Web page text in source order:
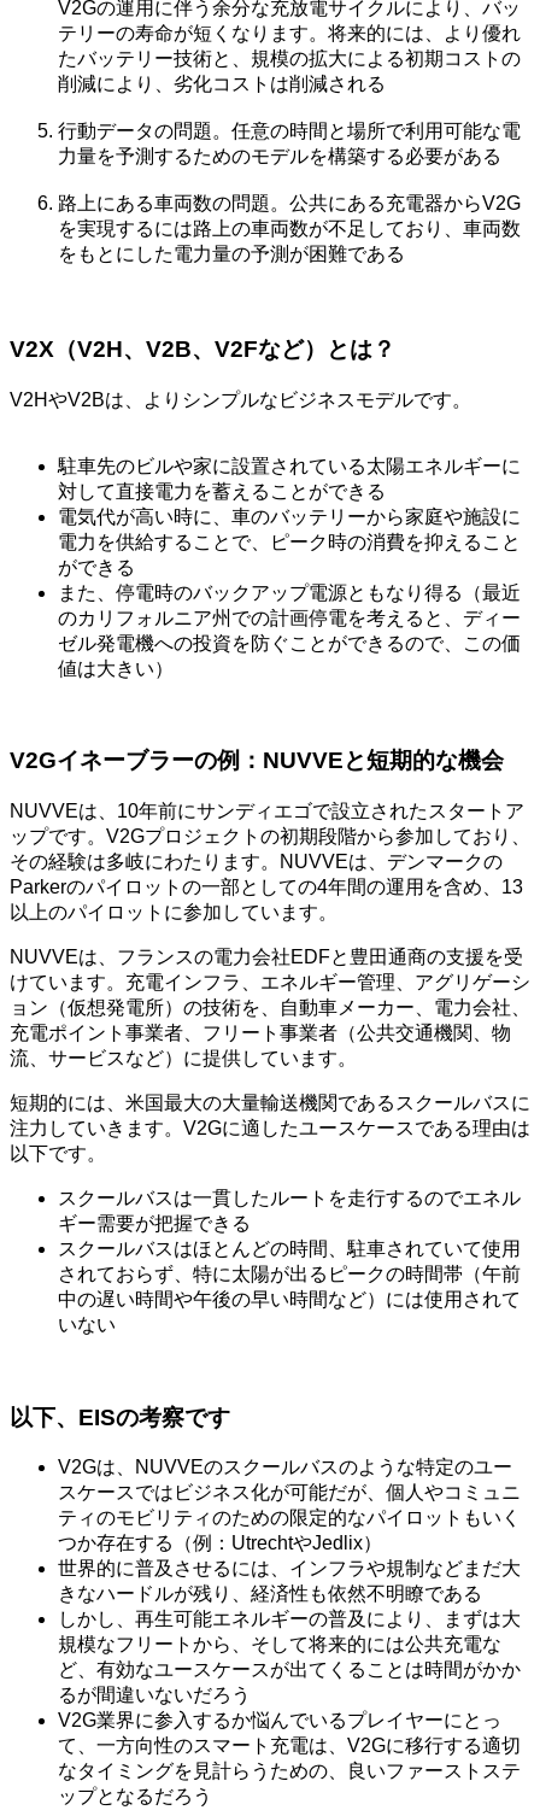
V2Gの運用に伴う余分な充放電サイクルにより、バッ
テリーの寿命が短くなります。将来的には、より優れ
たバッテリー技術と、規模の拡大による初期コストの
削減により、劣化コストは削減される
行動データの問題。任意の時間と場所で利用可能な電
力量を予測するためのモデルを構築する必要がある
路上にある車両数の問題。公共にある充電器からV2G
を実現するには路上の車両数が不足しており、車両数
をもとにした電力量の予測が困難である
V2X（V2H、V2B、V2Fなど）とは？
V2HやV2Bは、よりシンプルなビジネスモデルです。
駐車先のビルや家に設置されている太陽エネルギーに
対して直接電力を蓄えることができる
電気代が高い時に、車のバッテリーから家庭や施設に
電力を供給することで、ピーク時の消費を抑えること
ができる
また、停電時のバックアップ電源ともなり得る（最近
のカリフォルニア州での計画停電を考えると、ディー
ゼル発電機への投資を防ぐことができるので、この価
値は大きい）
V2Gイネーブラーの例：NUVVEと短期的な機会
NUVVEは、10年前にサンディエゴで設立されたスタートア
ップです。V2Gプロジェクトの初期段階から参加しており、
その経験は多岐にわたります。NUVVEは、デンマークの
Parkerのパイロットの一部としての4年間の運用を含め、13
以上のパイロットに参加しています。
NUVVEは、フランスの電力会社EDFと豊田通商の支援を受
けています。充電インフラ、エネルギー管理、アグリゲーシ
ョン（仮想発電所）の技術を、自動車メーカー、電力会社、
充電ポイント事業者、フリート事業者（公共交通機関、物
流、サービスなど）に提供しています。
短期的には、米国最大の大量輸送機関であるスクールバスに
注力していきます。V2Gに適したユースケースである理由は
以下です。
スクールバスは一貫したルートを走行するのでエネル
ギー需要が把握できる
スクールバスはほとんどの時間、駐車されていて使用
されておらず、特に太陽が出るピークの時間帯（午前
中の遅い時間や午後の早い時間など）には使用されて
いない
以下、EISの考察です
V2Gは、NUVVEのスクールバスのような特定のユー
スケースではビジネス化が可能だが、個人やコミュニ
ティのモビリティのための限定的なパイロットもいく
つか存在する（例：UtrechtやJedlix）
世界的に普及させるには、インフラや規制などまだ大
きなハードルが残り、経済性も依然不明瞭である
しかし、再生可能エネルギーの普及により、まずは大
規模なフリートから、そして将来的には公共充電な
ど、有効なユースケースが出てくることは時間がかか
るが間違いないだろう
V2G業界に参入するか悩んでいるプレイヤーにとっ
て、一方向性のスマート充電は、V2Gに移行する適切
なタイミングを見計らうための、良いファーストステ
ップとなるだろう